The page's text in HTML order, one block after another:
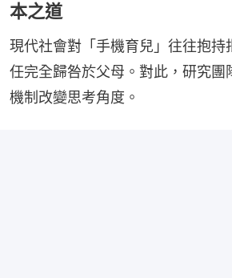
本之道
現代社會對「手機育兒」往往抱持
任完全歸咎於父母。對此，研究團
機制改變思考角度。